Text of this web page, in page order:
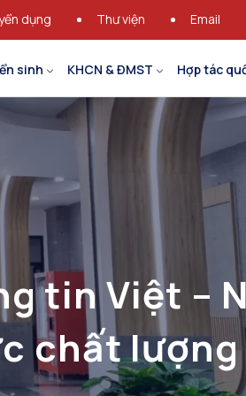
dụng Thư viện Email
sinh KHCN & ĐMST Hợp tác
tin Việt –
chất